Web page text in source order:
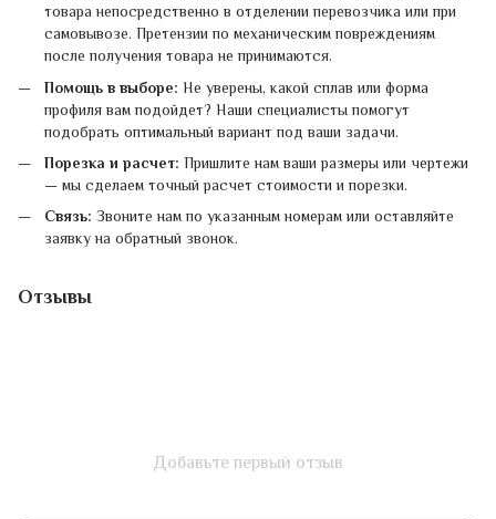
товара непосредственно в отделении перевозчика или при
самовывозе. Претензии по механическим повреждениям
после получения товара не принимаются.
Помощь в выборе: Не уверены, какой сплав или форма
профиля вам подойдет? Наши специалисты помогут
подобрать оптимальный вариант под ваши задачи.
Порезка и расчет: Пришлите нам ваши размеры или чертежи
— мы сделаем точный расчет стоимости и порезки.
Связь: Звоните нам по указанным номерам или оставляйте
заявку на обратный звонок.
Отзывы
Добавьте первый отзыв